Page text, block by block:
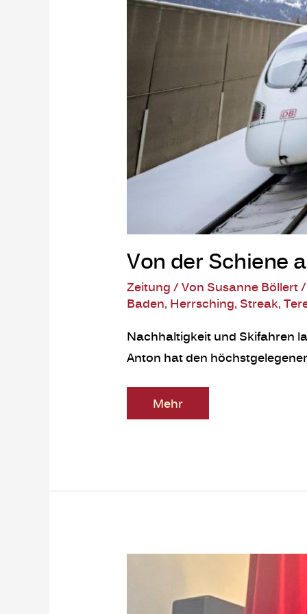
Von der Schiene
Zeitung/ Von Susanne Böllert/
Baden, Herrsching, Streak,
Nachhaltigkeit und Skifahren
Anton hat den
Mehr
Wigald
allen